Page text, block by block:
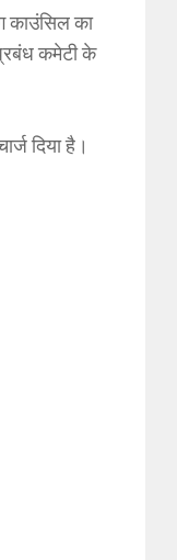
काउंसिल का
कमेटी के
दिया है।